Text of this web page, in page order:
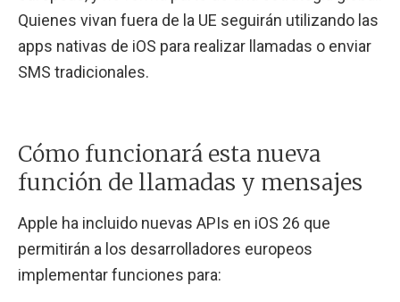
Quienes vivan fuera de la UE seguirán utilizando las
apps nativas de iOS para realizar llamadas o enviar
SMS tradicionales.
Cómo funcionará esta nueva
función de llamadas y mensajes
Apple ha incluido nuevas APIs en iOS 26 que
permitirán a los desarrolladores europeos
implementar funciones para: